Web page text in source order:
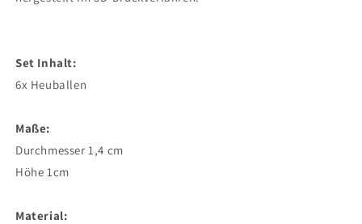
Set Inhalt:
6x Heuballen
Maße:
Durchmesser 1,4 cm
Höhe 1cm
Material: